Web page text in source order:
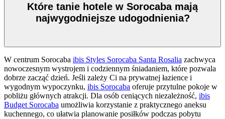
Które tanie hotele w Sorocaba mają
najwygodniejsze udogodnienia?
W centrum Sorocaba ibis Styles Sorocaba Santa Rosalia zachwyca
nowoczesnym wystrojem i codziennym śniadaniem, które pozwala
dobrze zacząć dzień. Jeśli zależy Ci na prywatnej łazience i
wygodnym wypoczynku, ibis Sorocaba oferuje przytulne pokoje w
pobliżu głównych atrakcji. Dla osób ceniących niezależność, ibis
Budget Sorocaba umożliwia korzystanie z praktycznego aneksu
kuchennego, co ułatwia planowanie posiłków podczas pobytu